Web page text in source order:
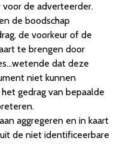
de adverteerder.
de boodschap
de voorkeur of de
te brengen door
dat deze
niet kunnen
gedrag van bepaalde
aggregeren en in kaart
de niet identificeerbare